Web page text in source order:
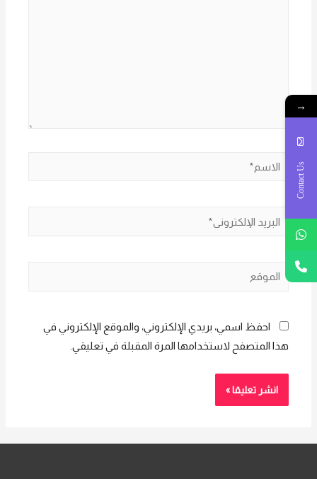
الاسم*
البريد
الموقع
احفظ اسمي، بريدي الإلكتروني، والموقع الإلكتروني في
هذا المتصفح لاستخدامها المرة المقبلة في تعليقي.
→
Contact Us